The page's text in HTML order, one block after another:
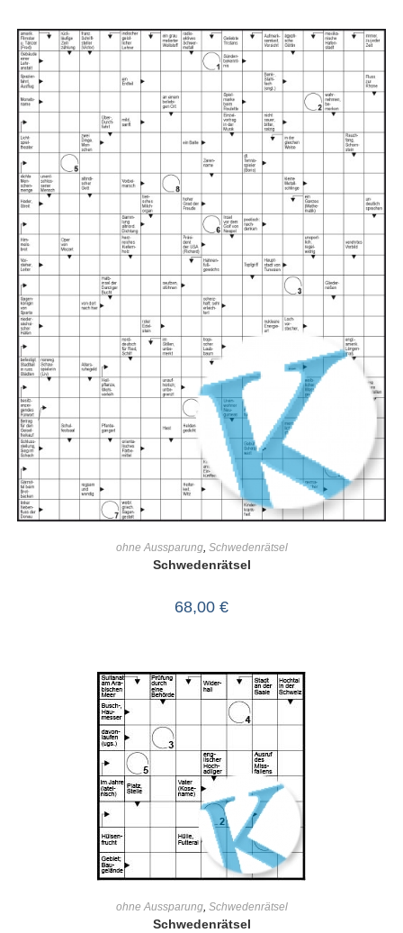
ohne Aussparung, Schwedenrätsel
Schwedenrätsel
68,00 €
ohne Aussparung, Schwedenrätsel
Schwedenrätsel